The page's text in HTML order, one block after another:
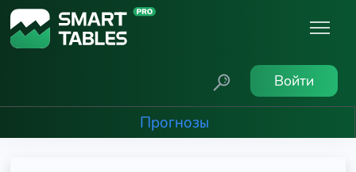
Войти
Прогнозы